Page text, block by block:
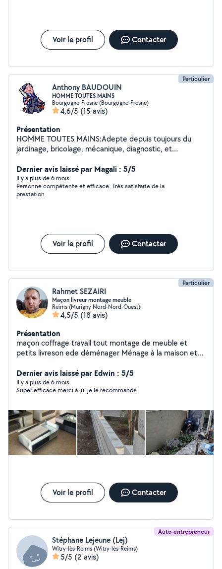
Voir le profil Contacter
Particulier
Anthony BAUDOUIN
HOMME TOUTES MAINS
Bourgogne-Fresne (Bourgogne-Fresne)
4,6/5 (15 avis)
Présentation
HOMME TOUTES MAINS:Adepte depuis toujours du
jardinage, bricolage, mécanique, diagnostic, et
contacter
Dernier avis laissé par Magali : 5/5
Il y a plus de 6 mois
Personne compétente et efficace. Très satisfaite de la
prestation
Voir le profil Contacter
Particulier
Rahmet SEZAIRI
Maçon livreur montage meuble
Reims (Murigny Nord-Nord-Ouest)
4,5/5 (18 avis)
Présentation
maçon coffrage travail tout montage de meuble et
petits livreson ede déménager Ménage à la maison et
Dernier avis laissé par Edwin : 5/5
Il y a plus de 6 mois
Super efficace merci à lui je le recommande
Voir le profil Contacter
Auto-entrepreneur
Stéphane Lejeune (Lej)
Witry-lès-Reims (Witry-lès-Reims)
5/5 (2 avis)